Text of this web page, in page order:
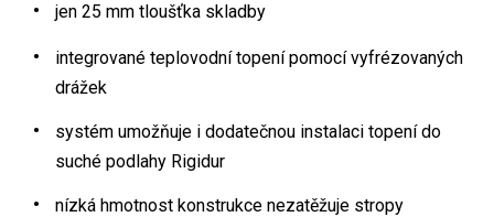
jen 25 mm tloušťka skladby
integrované teplovodní topení pomocí vyfrézovaných
drážek
systém umožňuje i dodatečnou instalaci topení do
suché podlahy Rigidur
nízká hmotnost konstrukce nezatěžuje stropy